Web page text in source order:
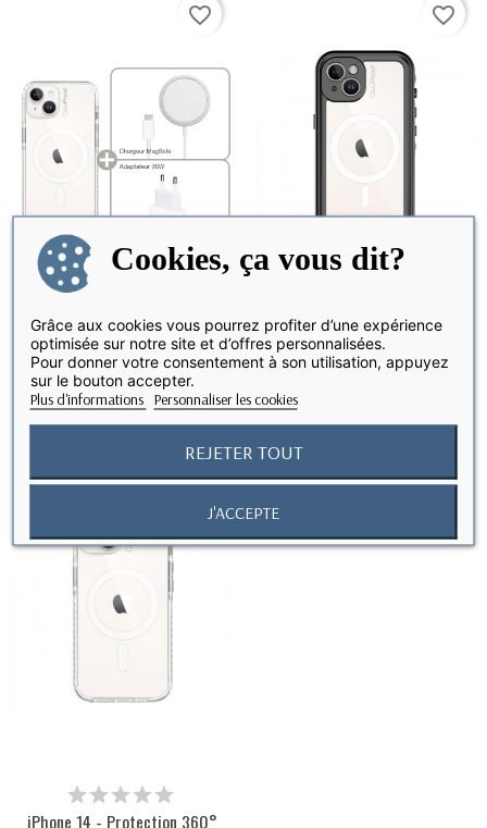
favorite_border
Coque Antichoc Magsafe
pour iPhone 14 +...
favorite_border
iPhone 14 - Coque Etanche et
favorite_border
iPhone 14 - Protection 360°
Cookies, ça vous dit?
Grâce aux cookies vous pourrez profiter d’une expérience
optimisée sur notre site et d’offres personnalisées.
Pour donner votre consentement à son utilisation, appuyez
sur le bouton accepter.
Plus d'informations Personnaliser les cookies
REJETER TOUT
J'ACCEPTE